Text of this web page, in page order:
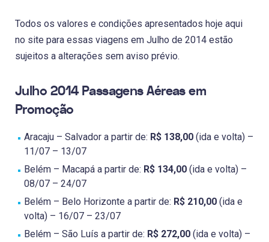
Todos os valores e condições apresentados hoje aqui
no site para essas viagens em Julho de 2014 estão
sujeitos a alterações sem aviso prévio.
Julho 2014 Passagens Aéreas em
Promoção
Aracaju – Salvador a partir de: R$ 138,00 (ida e volta) –
11/07 – 13/07
Belém – Macapá a partir de: R$ 134,00 (ida e volta) –
08/07 – 24/07
Belém – Belo Horizonte a partir de: R$ 210,00 (ida e
volta) – 16/07 – 23/07
Belém – São Luís a partir de: R$ 272,00 (ida e volta) –